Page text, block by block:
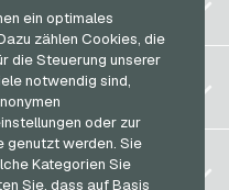
ein optimales
zählen Cookies, die
die Steuerung unserer
notwendig sind,
oder zur
genutzt werden. Sie
Kategorien Sie
Sie, dass auf Basis